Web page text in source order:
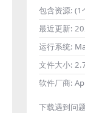
包含资源: (1
最近更新:
运行系统:
文件大小:
软件厂商:
下载遇到问